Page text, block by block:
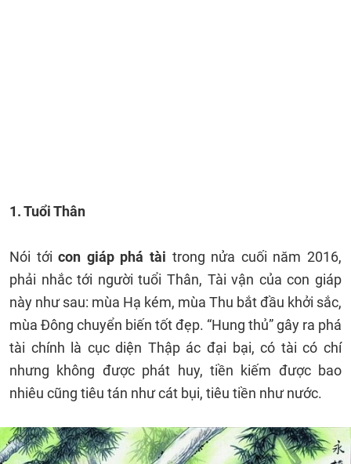
1. Tuổi Thân
Nói tớicon giáp phá tài trong nửa cuối năm 2016,
phải nhắc tới người tuổi Thân, Tài vận của con giáp
này như sau: mùa Hạ kém, mùa Thu bắt đầu khởi sắc,
mùa Đông chuyển biến tốt đẹp. “Hung thủ” gây ra phá
tài chính là cục diện Thập ác đại bại, có tài có chí
nhưng không được phát huy, tiền kiếm được bao
nhiêu cũng tiêu tán như cát bụi, tiêu tiền như nước.